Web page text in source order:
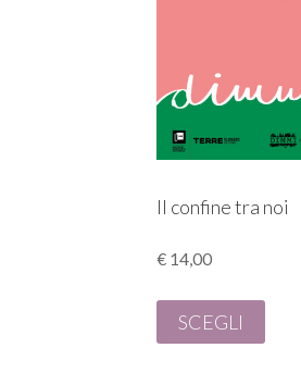
Il confine tra noi
€ 14,00
SCEGLI